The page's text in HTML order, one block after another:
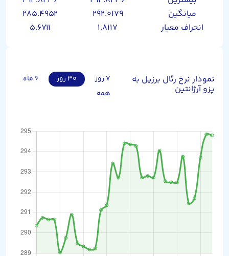
میانگین
۲۹۲.۰۱۷۹
۲۸۵.۴۹۵۲
انحراف معیار
۱.۸۱۱۷ ۵.۶۷۱۱
نمودار نرخ رئال برزیل به
پزو آرژانتین
۷ روز ۳۰ روز
۶ ماه
همه